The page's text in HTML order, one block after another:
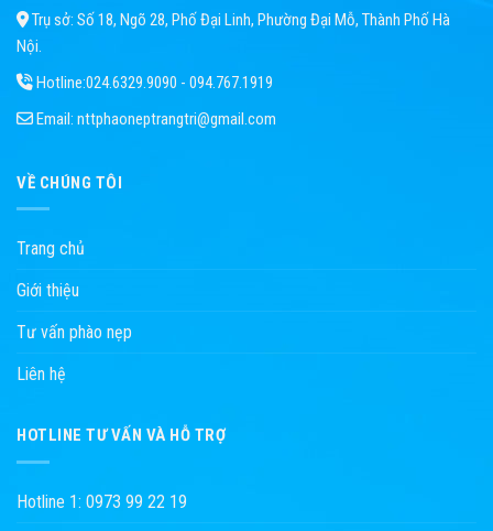
Trụ sở: Số 18, Ngõ 28, Phố Đại Linh, Phường Đại Mỗ, Thành Phố Hà
Nội.
Hotline:024.6329.9090 - 094.767.1919
Email: nttphaoneptrangtri@gmail.com
VỀ CHÚNG TÔI
Trang chủ
Giới thiệu
Tư vấn phào nẹp
Liên hệ
HOTLINE TƯ VẤN VÀ HỖ TRỢ
Hotline 1: 0973 99 22 19